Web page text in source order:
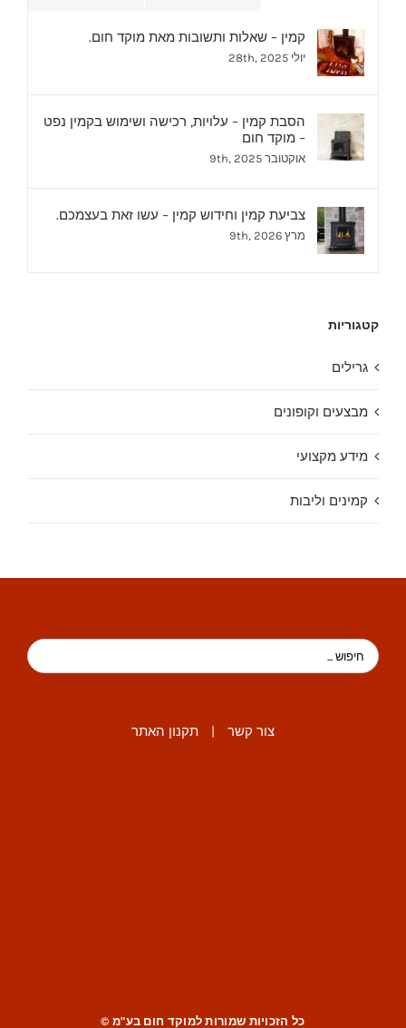
קמין – שאלות ותשובות מאת מוקד חום.
יולי 28th, 2025
הסבת קמין – עלויות, רכישה ושימוש בקמין נפט
– מוקד חום
אוקטובר 9th, 2025
צביעת קמין וחידוש קמין – עשו זאת בעצמכם.
מרץ 9th, 2026
קטגוריות
גרילים
מבצעים וקופונים
מידע מקצועי
קמינים וליבות
צור קשר | תקנון האתר
כל הזכויות שמורות למוקד חום בע"מ ©